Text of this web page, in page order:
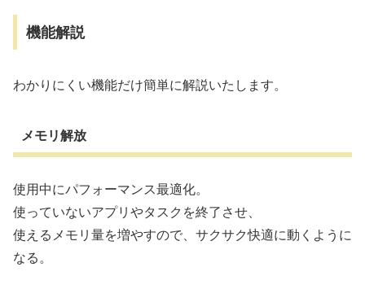
機能解説
わかりにくい機能だけ簡単に解説いたします。
メモリ解放
使用中にパフォーマンス最適化。
使っていないアプリやタスクを終了させ、
使えるメモリ量を増やすので、サクサク快適に動くように
なる。